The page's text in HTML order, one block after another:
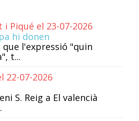
i Piqué el 23-07-2026
hi donen
que l'expressió "quin
t...
22-07-2026
S. Reig a El valencià